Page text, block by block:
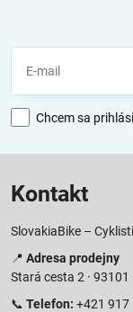
Chcem sa
Kontakt
SlovakiaBike –
📍 Adresa prodejny
Stará cesta 2 · 93101
📞 Telefon: +421 917